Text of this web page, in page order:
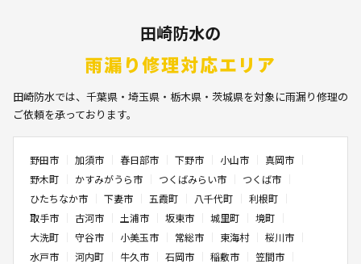
田崎防水の
雨漏り修理対応エリア
田崎防水では、千葉県・埼玉県・栃木県・茨城県を対象に雨漏り修理の
ご依頼を承っております。
野田市 加須市 春日部市 下野市 小山市
真岡市
野木町
かすみがうら市 つくばみらい市
つくば市
ひたちなか市
下妻市 五霞町 八千代町
利根町
取手市
古河市 土浦市 坂東市 城里町
境町
大洗町
守谷市 小美玉市 常総市 東海村
桜川市
水戸市
河内町 牛久市 石岡市 稲敷市
笠間市